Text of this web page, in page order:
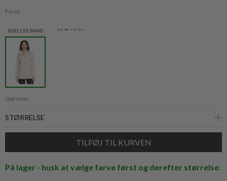
Farve
1032 LYS SAND 6048 LILAC
Størrelse
På lager - husk at vælge farve først og derefter størrelse.